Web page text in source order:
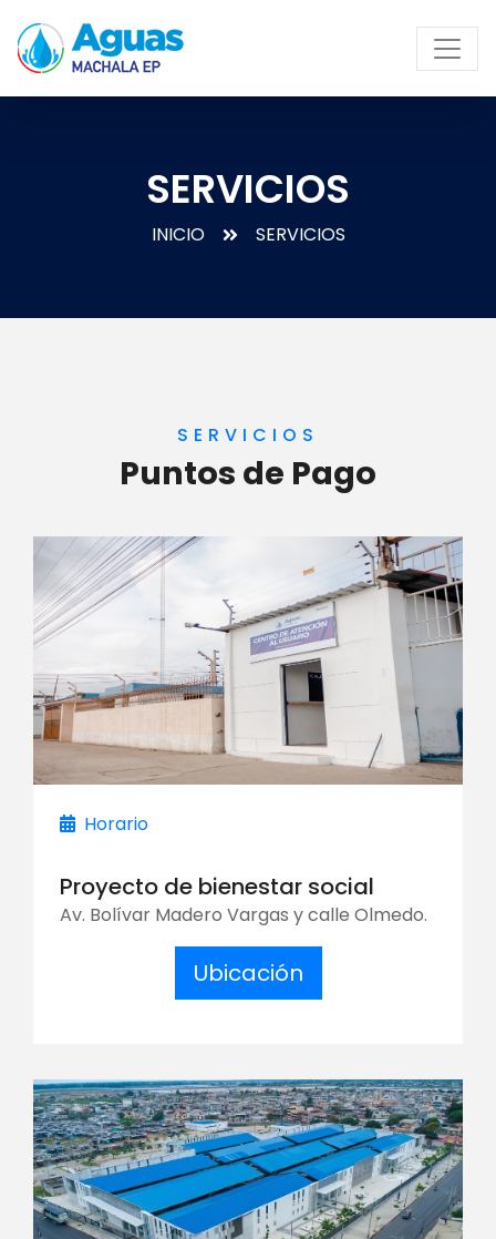
SERVICIOS
INICIO SERVICIOS
SERVICIOS
Puntos de Pago
Horario
Proyecto de bienestar social
Av. Bolívar Madero Vargas y calle Olmedo.
Ubicación